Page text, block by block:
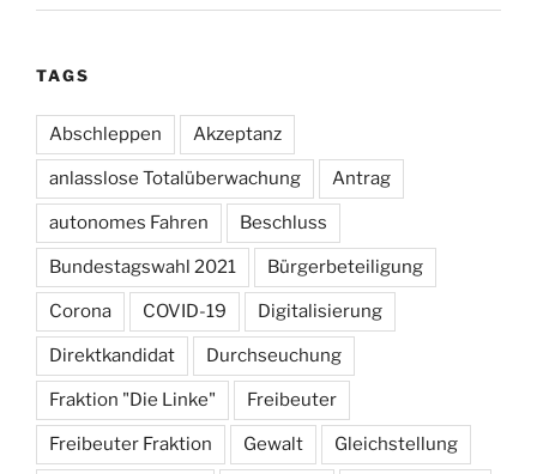
TAGS
Abschleppen Akzeptanz
anlasslose Totalüberwachung Antrag
autonomes Fahren Beschluss
Bundestagswahl 2021 Bürgerbeteiligung
Corona COVID-19 Digitalisierung
Direktkandidat Durchseuchung
Fraktion "Die Linke" Freibeuter
Freibeuter Fraktion Gewalt Gleichstellung